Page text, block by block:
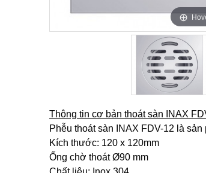
Thông tin cơ bản thoát sàn INAX
Phễu thoát sàn INAX FDV-12 là
Kích thước: 120 x 120mm
Ống chờ thoát Ø90 mm